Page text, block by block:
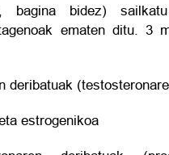
bagina bidez)
ematen ditu. 3
deribatuak
estrogenikoa